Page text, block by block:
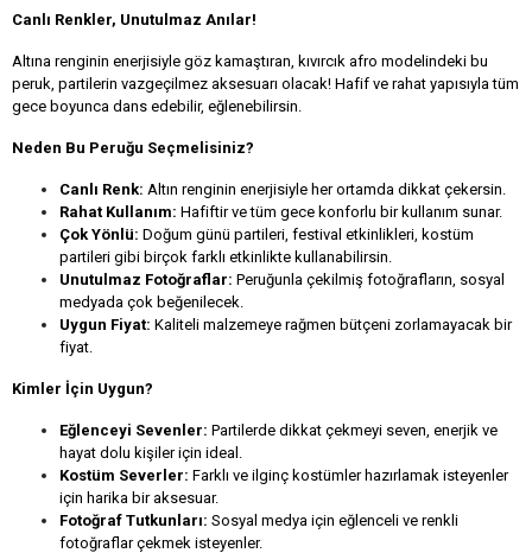
Canlı Renkler, Unutulmaz Anılar!
Altına renginin enerjisiyle göz kamaştıran, kıvırcık afro modelindeki bu
peruk, partilerin vazgeçilmez aksesuarı olacak! Hafif ve rahat yapısıyla tüm
gece boyunca dans edebilir, eğlenebilirsin.
Neden Bu Peruğu Seçmelisiniz?
Canlı Renk: Altın renginin enerjisiyle her ortamda dikkat çekersin.
Rahat Kullanım: Hafiftir ve tüm gece konforlu bir kullanım sunar.
Çok Yönlü: Doğum günü partileri, festival etkinlikleri, kostüm
partileri gibi birçok farklı etkinlikte kullanabilirsin.
Unutulmaz Fotoğraflar: Peruğunla çekilmiş fotoğrafların, sosyal
medyada çok beğenilecek.
Uygun Fiyat: Kaliteli malzemeye rağmen bütçeni zorlamayacak bir
fiyat.
Kimler İçin Uygun?
Eğlenceyi Sevenler: Partilerde dikkat çekmeyi seven, enerjik ve
hayat dolu kişiler için ideal.
Kostüm Severler: Farklı ve ilginç kostümler hazırlamak isteyenler
için harika bir aksesuar.
Fotoğraf Tutkunları: Sosyal medya için eğlenceli ve renkli
fotoğraflar çekmek isteyenler.